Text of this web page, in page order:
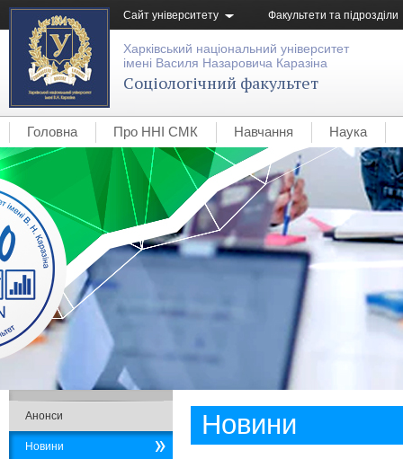
Сайт університету Факультети та підрозділи
Харківський національний університет
імені Василя Назаровича Каразіна
Соціологічний факультет
Головна Про ННІ СМК Навчання Наука
Новини
Анонси
Новини